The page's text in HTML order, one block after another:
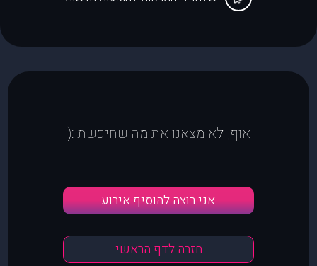
אוף, לא מצאנו את מה שחיפשת :(
אני רוצה להוסיף אירוע
חזרה לדף הראשי